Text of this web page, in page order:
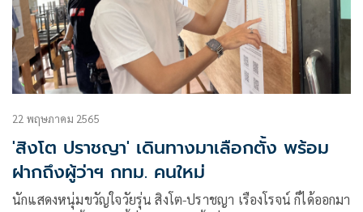
22 พฤษภาคม 2565
'สิงโต ปราชญา' เดินทางมาเลือกตั้ง พร้อม
ฝากถึงผู้ว่าฯ กทม. คนใหม่
นักแสดงหนุ่มขวัญใจวัยรุ่น สิงโต-ปราชญา เรืองโรจน์ ก็ได้ออกมา